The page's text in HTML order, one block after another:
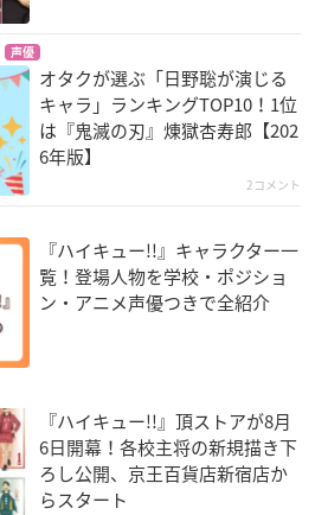
声優
オタクが選ぶ「日野聡が演じる
キャラ」ランキングTOP10！1位
は『鬼滅の刃』煉󠄁獄杏寿郎【202
6年版】
2コメント
『ハイキュー!!』キャラクター一
覧！登場人物を学校・ポジショ
ン・アニメ声優つきで全紹介
『ハイキュー!!』頂ストアが8月
6日開幕！各校主将の新規描き下
ろし公開、京王百貨店新宿店か
らスタート